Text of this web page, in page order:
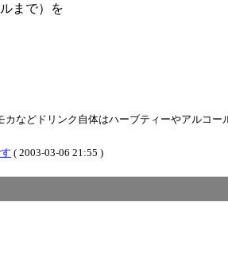
まで）を
などドリンク自体はハーブティーやアルコ
( 2003-03-06 21:55 )